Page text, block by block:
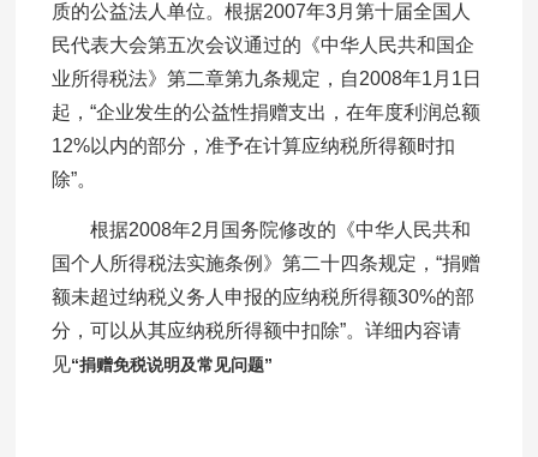
质的公益法人单位。根据2007年3月第十届全国人
民代表大会第五次会议通过的《中华人民共和国企
业所得税法》第二章第九条规定，自2008年1月1日
起，“企业发生的公益性捐赠支出，在年度利润总额
12%以内的部分，准予在计算应纳税所得额时扣
除”。
根据2008年2月国务院修改的《中华人民共和
国个人所得税法实施条例》第二十四条规定，“捐赠
额未超过纳税义务人申报的应纳税所得额30%的部
分，可以从其应纳税所得额中扣除”。详细内容请
见“捐赠免税说明及常见问题”